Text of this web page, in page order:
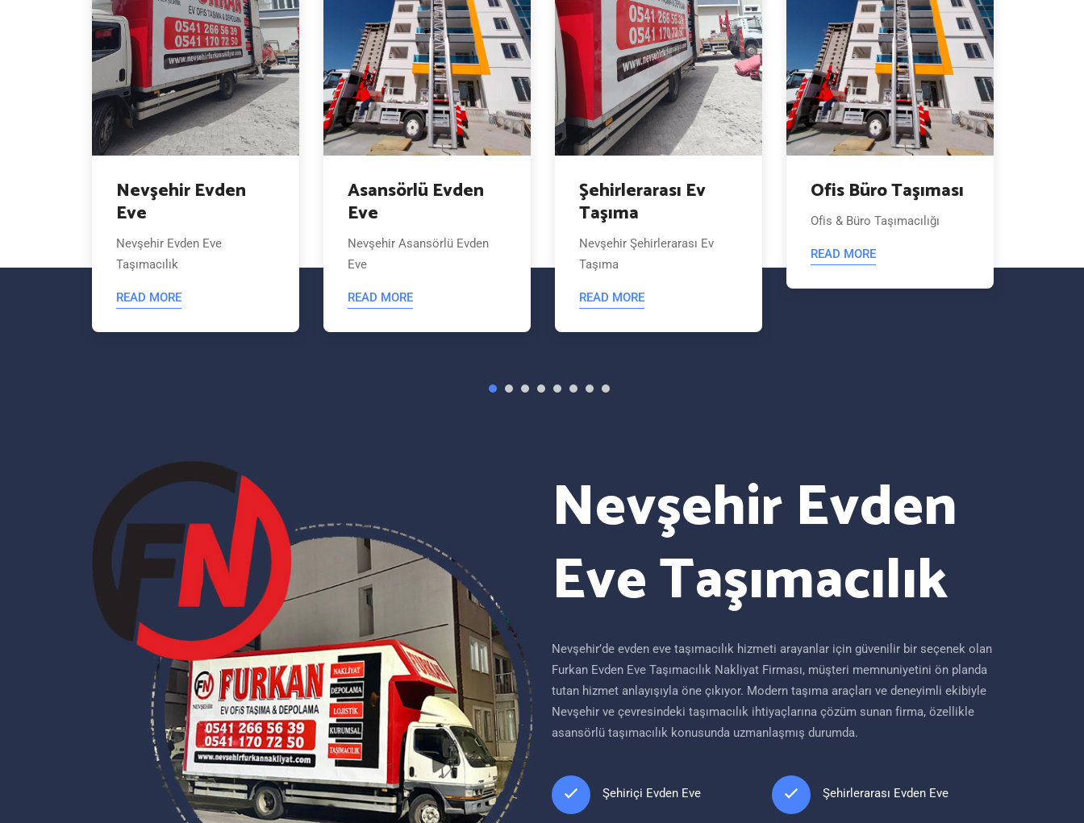
Nevşehir Evden
Eve
Nevşehir Evden Eve
Taşımacılık
READ MORE
Asansörlü Evden
Eve
Nevşehir Asansörlü Evden
Eve
READ MORE
Şehirlerarası Ev
Taşıma
Nevşehir Şehirlerarası Ev
Taşıma
READ MORE
Ofis Büro Taşıması
Ofis & Büro Taşımacılığı
READ MORE
Nevşehir Evden
Eve Taşımacılık
Nevşehir’de evden eve taşımacılık hizmeti arayanlar için güvenilir bir seçenek olan
Furkan Evden Eve Taşımacılık Nakliyat Firması, müşteri memnuniyetini ön planda
tutan hizmet anlayışıyla öne çıkıyor. Modern taşıma araçları ve deneyimli ekibiyle
Nevşehir ve çevresindeki taşımacılık ihtiyaçlarına çözüm sunan firma, özellikle
asansörlü taşımacılık konusunda uzmanlaşmış durumda.
Şehiriçi Evden Eve Şehirlerarası Evden Eve